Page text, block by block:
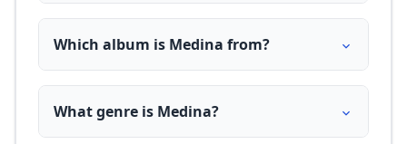
Which album is Medina from?
What genre is Medina?